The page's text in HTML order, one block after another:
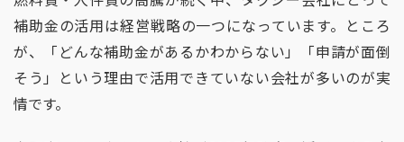
補助金の活用は経営戦略の一つになっています。ところ
が、「どんな補助金があるかわからない」「申請が面倒
そう」という理由で活用できていない会社が多いのが実
情です。